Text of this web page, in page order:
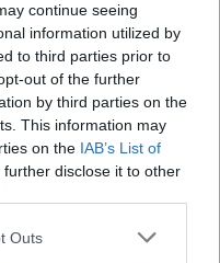
continue seeing
information utilized by
to third parties prior to
out of the further
by third parties on the
This information may
on the IAB’s List of
further disclose it to other
Outs
dabar traukia
kai svečiai į
kartą. O vietos
pasvaliečio, čia
palapinėmis ar